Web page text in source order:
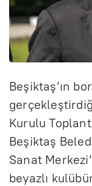
Beşiktaş’ın
Kurulu
Beşiktaş
Sanat
beyazlı